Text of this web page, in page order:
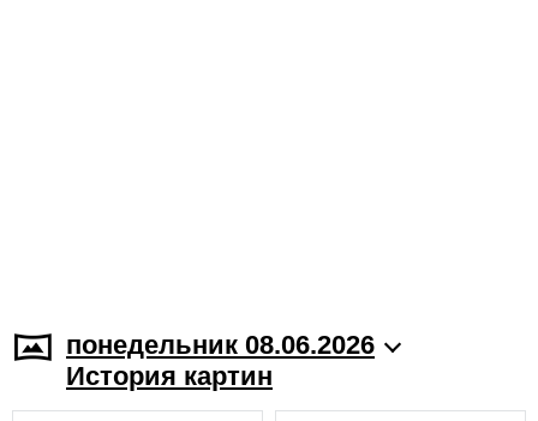
понедельник 08.06.2026
История картин